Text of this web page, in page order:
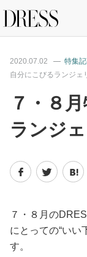
ファッ
2020.07.02
特集
自分にこびるランジェ
７・８
ランジェ
７・８月の
にとっての“いい
す。